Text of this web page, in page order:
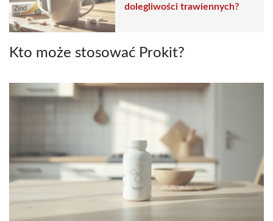
dolegliwości trawiennych?
Kto może stosować Prokit?